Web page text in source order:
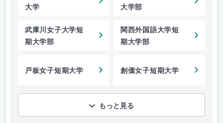
大学
大学部
武庫川女子大学短
期大学部
関西外国語大学短
期大学部
戸板女子短期大学 創価女子短期大学
もっと見る